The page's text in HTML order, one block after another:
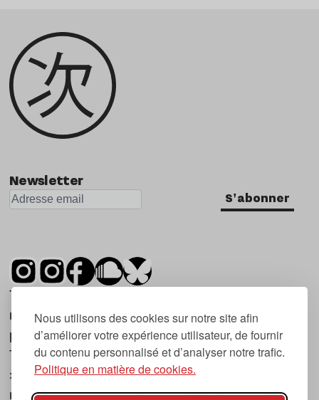
Nous utilisons des cookies sur notre site afin
d’améliorer votre expérience utilisateur, de fournir
du contenu personnalisé et d’analyser notre trafic.
Politique en matière de cookies.
Newsletter
S'abonner
Tsugi est un mensuel indépendant sur la
musique et les nouvelles tendances, dont la
première parution date de 2007.
Tsugi en japonais signifie « prochain », « suivant
», ce qui correspond à la thématique du
magazine, à l’affût des nouvelles tendances